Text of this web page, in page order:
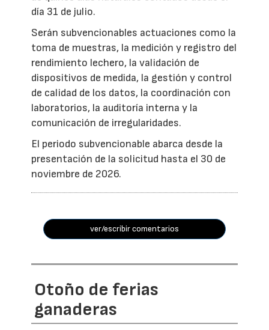
día 31 de julio.
Serán subvencionables actuaciones como la
toma de muestras, la medición y registro del
rendimiento lechero, la validación de
dispositivos de medida, la gestión y control
de calidad de los datos, la coordinación con
laboratorios, la auditoría interna y la
comunicación de irregularidades.
El periodo subvencionable abarca desde la
presentación de la solicitud hasta el 30 de
noviembre de 2026.
ver/escribir comentarios
Otoño de ferias
ganaderas